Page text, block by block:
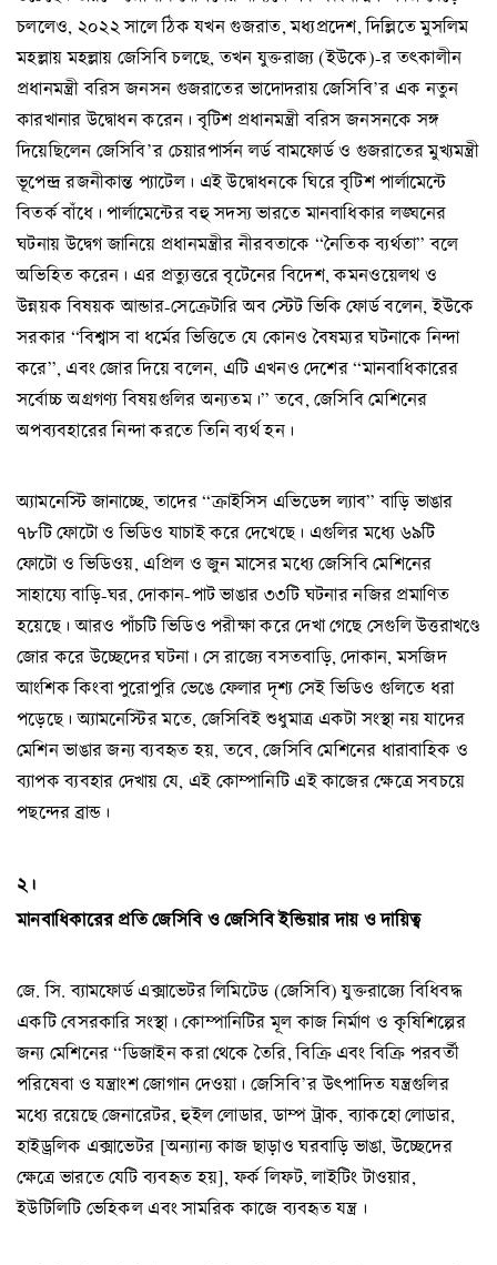
চললেও, ২০২২ সালে ঠিক যখন গুজরাত, মধ্যপ্রদেশ, দিল্লিতে মুসলিম
মহল্লায় মহল্লায় জেসিবি চলছে, তখন যুক্তরাজ্য (ইউকে)-র তৎকালীন
প্রধানমন্ত্রী বরিস জনসন গুজরাতের ভাদোদরায় জেসিবি’র এক নতুন
কারখানার উদ্বোধন করেন। বৃটিশ প্রধানমন্ত্রী বরিস জনসনকে সঙ্গ
দিয়েছিলেন জেসিবি’র চেয়ারপার্সন লর্ড বামফোর্ড ও গুজরাতের মুখ্যমন্ত্রী
ভূপেন্দ্র রজনীকান্ত প্যাটেল। এই উদ্বোধনকে ঘিরে বৃটিশ পার্লামেন্টে
বিতর্ক বাঁধে। পার্লামেন্টের বহু সদস্য ভারতে মানবাধিকার লঙ্ঘনের
ঘটনায় উদ্বেগ জানিয়ে প্রধানমন্ত্রীর নীরবতাকে “নৈতিক ব্যর্থতা” বলে
অভিহিত করেন। এর প্রত্যুত্তরে বৃটেনের বিদেশ, কমনওয়েলথ ও
উন্নয়ক বিষয়ক আন্ডার-সেক্রেটারি অব স্টেট ভিকি ফোর্ড বলেন, ইউকে
সরকার “বিশ্বাস বা ধর্মের ভিত্তিতে যে কোনও বৈষম্যর ঘটনাকে নিন্দা
করে”, এবং জোর দিয়ে বলেন, এটি এখনও দেশের “মানবাধিকারের
সর্বোচ্চ অগ্রগণ্য বিষয়গুলির অন্যতম।” তবে, জেসিবি মেশিনের
অপব্যবহারের নিন্দা করতে তিনি ব্যর্থ হন।
অ্যামনেস্টি জানাচ্ছে, তাদের “ক্রাইসিস এভিডেন্স ল্যাব” বাড়ি ভাঙার
৭৮টি ফোটো ও ভিডিও যাচাই করে দেখেছে। এগুলির মধ্যে ৬৯টি
ফোটো ও ভিডিওয়, এপ্রিল ও জুন মাসের মধ্যে জেসিবি মেশিনের
সাহায্যে বাড়ি-ঘর, দোকান-পাট ভাঙার ৩৩টি ঘটনার নজির প্রমাণিত
হয়েছে। আরও পাঁচটি ভিডিও পরীক্ষা করে দেখা গেছে সেগুলি উত্তরাখণ্ডে
জোর করে উচ্ছেদের ঘটনা। সে রাজ্যে বসতবাড়ি, দোকান, মসজিদ
আংশিক কিংবা পুরোপুরি ভেঙে ফেলার দৃশ্য সেই ভিডিও গুলিতে ধরা
পড়েছে। অ্যামনেস্টির মতে, জেসিবিই শুধুমাত্র একটা সংস্থা নয় যাদের
মেশিন ভাঙার জন্য ব্যবহৃত হয়, তবে, জেসিবি মেশিনের ধারাবাহিক ও
ব্যাপক ব্যবহার দেখায় যে, এই কোম্পানিটি এই কাজের ক্ষেত্রে সবচয়ে
পছন্দের ব্রান্ড।
২।
মানবাধিকারের প্রতি জেসিবি ও জেসিবি ইন্ডিয়ার দায় ও দায়িত্ব
জে. সি. ব্যামফোর্ড এক্সাভেটর লিমিটেড (জেসিবি) যুক্তরাজ্যে বিধিবদ্ধ
একটি বেসরকারি সংস্থা। কোম্পানিটির মূল কাজ নির্মাণ ও কৃষিশিল্পের
জন্য মেশিনের “ডিজাইন করা থেকে তৈরি, বিক্রি এবং বিক্রি পরবর্তী
পরিষেবা ও যন্ত্রাংশ জোগান দেওয়া। জেসিবি’র উৎপাদিত যন্ত্রগুলির
মধ্যে রয়েছে জেনারেটর, হুইল লোডার, ডাম্প ট্রাক, ব্যাকহো লোডার,
হাইড্রলিক এক্সাভেটর [অন্যান্য কাজ ছাড়াও ঘরবাড়ি ভাঙা, উচ্ছেদের
ক্ষেত্রে ভারতে যেটি ব্যবহৃত হয়], ফর্ক লিফট, লাইটিং টাওয়ার,
ইউটিলিটি ভেহিকল এবং সামরিক কাজে ব্যবহৃত যন্ত্র।